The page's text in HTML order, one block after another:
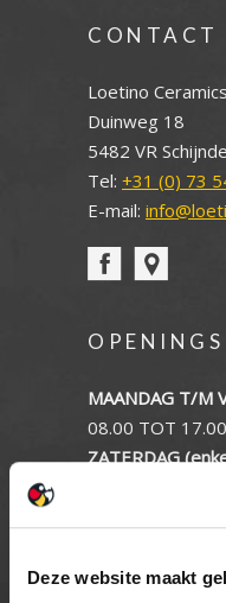
Deze website maakt
CONTACT
Loetino
Duinweg 18
5482 VR
Tel: +31 (0) 73
E-mail:
MAANDAG T/M
08.00 TOT
ZATERDAG